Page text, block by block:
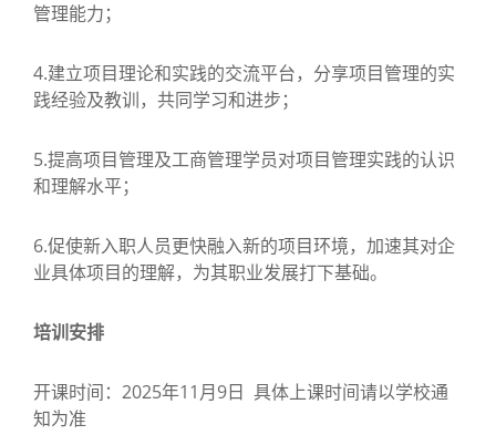
管理能力；
4.建立项目理论和实践的交流平台，分享项目管理的实
践经验及教训，共同学习和进步；
5.提高项目管理及工商管理学员对项目管理实践的认识
和理解水平；
6.促使新入职人员更快融入新的项目环境，加速其对企
业具体项目的理解，为其职业发展打下基础。
培训安排
开课时间：2025年11月9日 具体上课时间请以学校通
知为准